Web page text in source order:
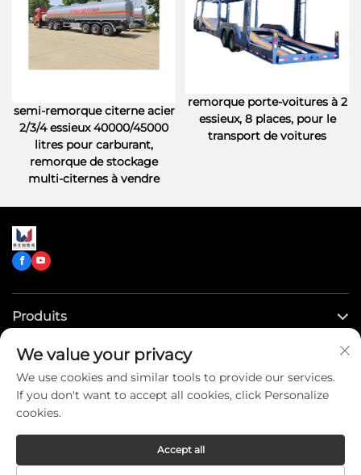
semi-remorque citerne acier
2/3/4 essieux 40000/45000
litres pour carburant,
remorque de stockage
multi-citernes à vendre
remorque porte-voitures à 2
essieux, 8 places, pour le
transport de voitures
Produits
Liens rapides
Contactez-nous
We value your privacy
We use cookies and similar tools to provide our services.
If you don't want to accept all cookies, click Personalize
cookies.
Accept all